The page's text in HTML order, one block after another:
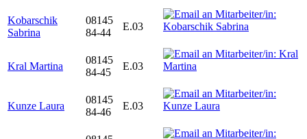
Kobarschik
Sabrina
08145
84-44
E.03
Kral Martina
08145
84-45
E.03
Kunze Laura
08145
84-46
E.03